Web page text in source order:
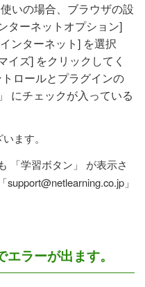
いの場合、ブラウザの設
ターネットオプション]
ンターネット] を選択
イズ] をクリックしてく
ロールとプラグインの
にチェックが入っている
ます。
「学習ボタン」 が表示さ
」
エラーが出ます。